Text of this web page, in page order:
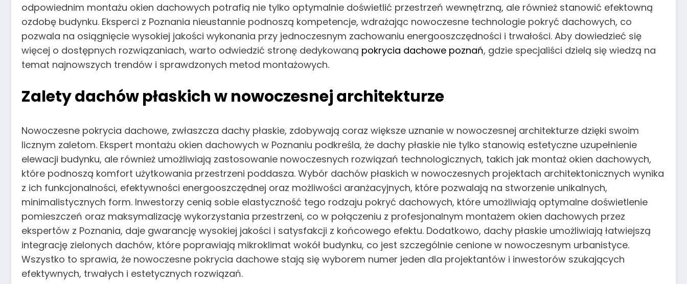
odpowiednim montażu okien dachowych potrafią nie tylko optymalnie doświetlić przestrzeń wewnętrzną, ale również stanowić efektowną
ozdobę budynku. Eksperci z Poznania nieustannie podnoszą kompetencje, wdrażając nowoczesne technologie pokryć dachowych, co
pozwala na osiągnięcie wysokiej jakości wykonania przy jednoczesnym zachowaniu energooszczędności i trwałości. Aby dowiedzieć się
więcej o dostępnych rozwiązaniach, warto odwiedzić stronę dedykowaną pokrycia dachowe poznań, gdzie specjaliści dzielą się wiedzą na
temat najnowszych trendów i sprawdzonych metod montażowych.
Zalety dachów płaskich w nowoczesnej architekturze
Nowoczesne pokrycia dachowe, zwłaszcza dachy płaskie, zdobywają coraz większe uznanie w nowoczesnej architekturze dzięki swoim
licznym zaletom. Ekspert montażu okien dachowych w Poznaniu podkreśla, że dachy płaskie nie tylko stanowią estetyczne uzupełnienie
elewacji budynku, ale również umożliwiają zastosowanie nowoczesnych rozwiązań technologicznych, takich jak montaż okien dachowych,
które podnoszą komfort użytkowania przestrzeni poddasza. Wybór dachów płaskich w nowoczesnych projektach architektonicznych wynika
z ich funkcjonalności, efektywności energooszczędnej oraz możliwości aranżacyjnych, które pozwalają na stworzenie unikalnych,
minimalistycznych form. Inwestorzy cenią sobie elastyczność tego rodzaju pokryć dachowych, które umożliwiają optymalne doświetlenie
pomieszczeń oraz maksymalizację wykorzystania przestrzeni, co w połączeniu z profesjonalnym montażem okien dachowych przez
ekspertów z Poznania, daje gwarancję wysokiej jakości i satysfakcji z końcowego efektu. Dodatkowo, dachy płaskie umożliwiają łatwiejszą
integrację zielonych dachów, które poprawiają mikroklimat wokół budynku, co jest szczególnie cenione w nowoczesnym urbanistyce.
Wszystko to sprawia, że nowoczesne pokrycia dachowe stają się wyborem numer jeden dla projektantów i inwestorów szukających
efektywnych, trwałych i estetycznych rozwiązań.